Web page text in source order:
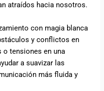
atraídos hacia nosotros.
con magia blanca
y conflictos en
o tensiones en una
a suavizar las
más fluida y